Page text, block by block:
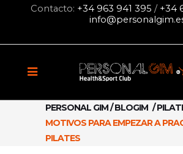
Contacto: +34 963 941 395 / +34
PERSONAL GIM/BLOGIM /
MOTIVOS PARA EMPEZAR A
PILATES